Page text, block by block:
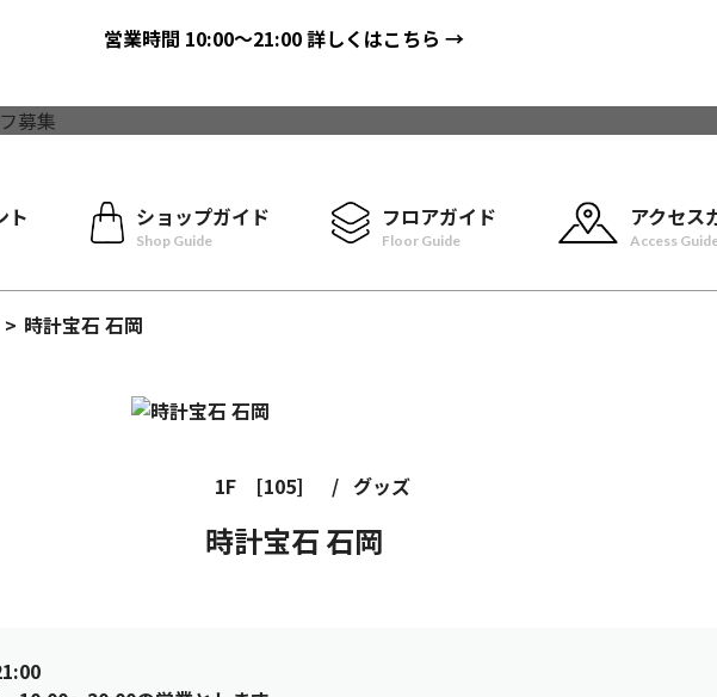
営業時間 10:00〜21:00詳しくはこちら →
ト ショップガイド
Shop Guide
フロアガイド
Floor Guide
アクセス
Access
> 時計宝石 石岡
1F [105] / グッズ
時計宝石 石岡